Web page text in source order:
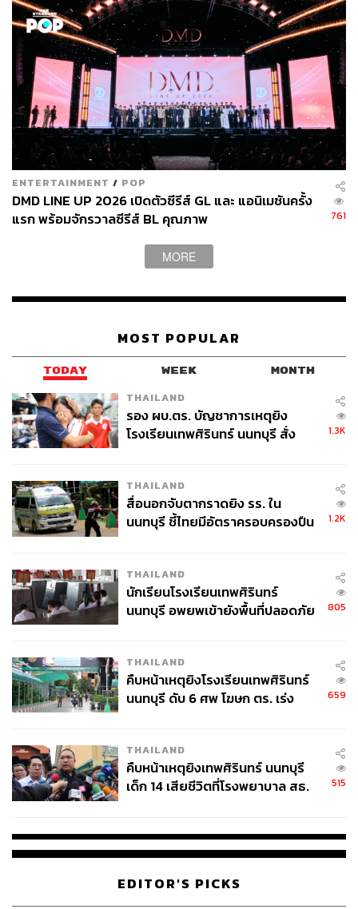
เมื่อทำการบ้านกับสารตั้งต้นนั่นคือทำซีรีส์ให้มีคุณภาพแล้ว
ขั้นต่อไปที่ผู้เขียนคิดว่าเป็นกลยุทธ์ที่ชาญฉลาดก็คือเวอร์ชัน
Uncut ใน iQiyi เป็นการต่อยอดเคมีที่ฟุ้งกระจายของมายและ
เลิฟซีนที่ทำให้คนดูรู้สึกได้ว่าทั้งคู่รักและโหยหากันจริงๆ ซึ่ง
เนื้อหาของเรื่องก็พาไปถึงจุดนั้นได้ โดยไม่จำเป็นว่าจะทำให้
เป็นฉากขายเพิ่มยอดวิวอย่างประดักประเดิด และอีกส่วนคือ
Side Story ที่ช่วยปะติดปะต่อเรื่องราวให้สมบูรณ์ขึ้นไปอีก
แต่ละคนมากยิ่งขึ้น เพราะอย่าลืมว่านักแสดงเป็นปัจจัยหลักที่
ทำให้ซีรีส์วายประสบความสำเร็จ และยังได้เห็นมุมน่ารักๆ
ผ่านรีแอ็กต่างๆ ของเหล่านักแสดง ทำให้แฟนๆ ได้ดูแก้เหงา
ไปพลางๆ ก่อนที่ตอนใหม่จะออนแอร์ ในขณะที่โซเชียลมีเดีย
แง่การผลิตคอนเทนต์เลี้ยงกระแสซีรีส์จนคนดูติดกับอยู่ในโลก
มาเฟียแทบจะตลอดทั้งสัปดาห์
ENTERTAINMENT / POP
DMD LINE UP 2026 เปิดตัวซีรีส์ GL และ แอนิเมชันครั้ง
แรก พร้อมจักรวาลซีรีส์ BL คุณภาพ
761
MORE
MOST POPULAR
TODAY WEEK MONTH
THAILAND
รอง ผบ.ตร. บัญชาการเหตุยิง
โรงเรียนเทพศิรินทร์ นนทบุรี สั่ง
1.3K
THAILAND
สื่อนอกจับตากราดยิง รร. ใน
นนทบุรี ชี้ไทยมีอัตราครอบครองปืน
1.2K
THAILAND
นักเรียนโรงเรียนเทพศิรินทร์
นนทบุรี อพยพเข้ายังพื้นที่ปลอดภัย
805
THAILAND
คืบหน้าเหตุยิงโรงเรียนเทพศิรินทร์
นนทบุรี ดับ 6 ศพ โฆษก ตร. เร่ง
659
THAILAND
คืบหน้าเหตุยิงเทพศิรินทร์ นนทบุรี
เด็ก 14 เสียชีวิตที่โรงพยาบาล สธ.
515
EDITOR'S PICKS